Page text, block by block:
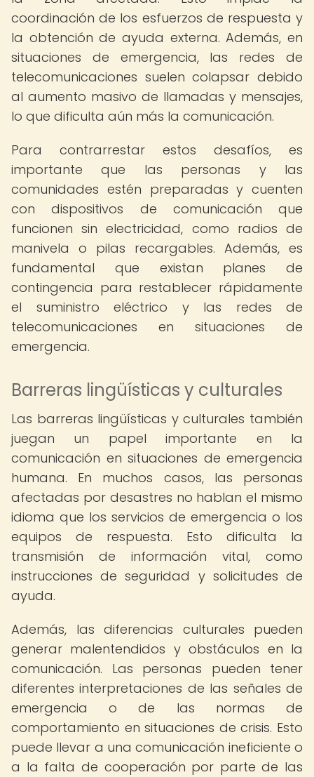
coordinación de los esfuerzos de respuesta y
la obtención de ayuda externa. Además, en
situaciones de emergencia, las redes de
telecomunicaciones suelen colapsar debido
al aumento masivo de llamadas y mensajes,
lo que dificulta aún más la comunicación.
Para contrarrestar estos desafíos, es
importante que las personas y las
comunidades estén preparadas y cuenten
con dispositivos de comunicación que
funcionen sin electricidad, como radios de
manivela o pilas recargables. Además, es
fundamental que existan planes de
contingencia para restablecer rápidamente
el suministro eléctrico y las redes de
telecomunicaciones en situaciones de
emergencia.
Barreras lingüísticas y culturales
Las barreras lingüísticas y culturales también
juegan un papel importante en la
comunicación en situaciones de emergencia
humana. En muchos casos, las personas
afectadas por desastres no hablan el mismo
idioma que los servicios de emergencia o los
equipos de respuesta. Esto dificulta la
transmisión de información vital, como
instrucciones de seguridad y solicitudes de
ayuda.
Además, las diferencias culturales pueden
generar malentendidos y obstáculos en la
comunicación. Las personas pueden tener
diferentes interpretaciones de las señales de
emergencia o de las normas de
comportamiento en situaciones de crisis. Esto
puede llevar a una comunicación ineficiente o
a la falta de cooperación por parte de las